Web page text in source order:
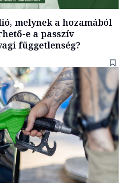
melynek a hozamából
e a passzív
függetlenség?